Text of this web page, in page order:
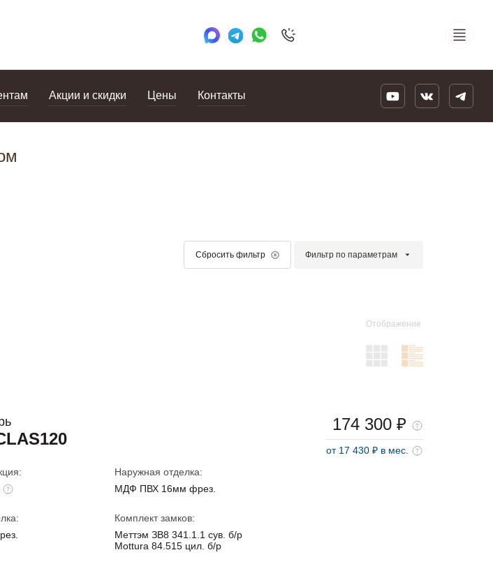
Акции и скидки Цены Контакты
Сбросить фильтр Фильтр по параметрам
Отображение
Наружная отделка:
МДФ ПВХ 16мм фрез.
Комплект замков:
Меттэм ЗВ8 341.1.1 сув. б/р
Mottura 84.515 цил. б/р
174 300 ₽
от 17 430 ₽ в мес.